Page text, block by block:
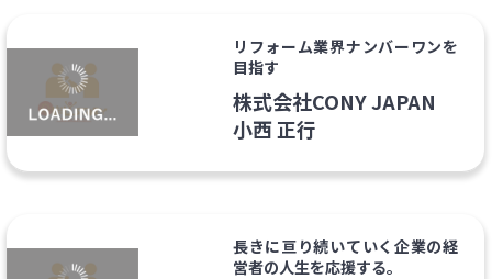
リフォーム業界ナンバーワンを
目指す
株式会社CONY JAPAN
小西 正行
長きに亘り続いていく企業の経
営者の人生を応援する。